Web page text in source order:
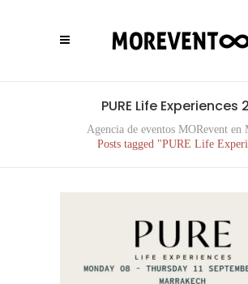
PURE Life Experiences
Agencia de eventos MORevent en
Posts tagged "PURE Life